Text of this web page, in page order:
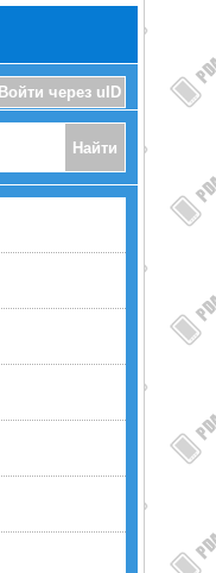
Войти через uID